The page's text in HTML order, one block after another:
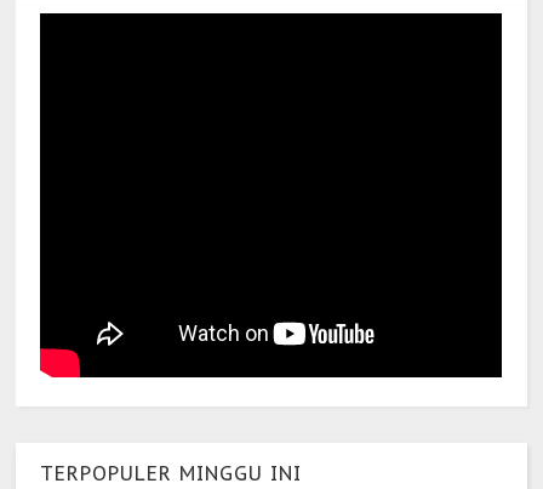
TERPOPULER MINGGU INI